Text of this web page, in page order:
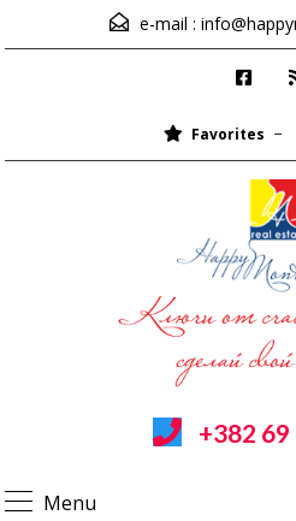
e-mail :
Favorites
+382
Menu